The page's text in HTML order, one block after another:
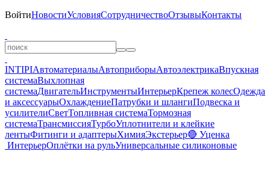
ВойтиНовостиУсловияСотрудничествоОтзывыКонтакты
INTIPIАвтоматериалыАвтоприборыАвтоэлектрикаВпускная
системаВыхлопная
системаДвигательИнструментыИнтерьерКрепеж колесОдежда
и аксессуарыОхлаждениеПатрубки и шлангиПодвеска и
усилителиСветТопливная системаТормозная
системаТрансмиссияТурбоУплотнители и клейкие
лентыФитинги и адаптерыХимияЭкстерьер🔴 Уценка
ИнтерьерОплётки на рульУниверсальные силиконовые